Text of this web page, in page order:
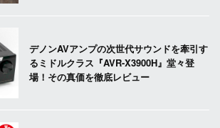
デノンAVアンプの次世代サウンドを牽引す
るミドルクラス『AVR-X3900H』堂々登
場！その真価を徹底レビュー